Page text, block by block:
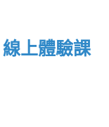
，邀請你一起用更
飆股女王：林恩如
00BCDQ 林恩如｜
上體驗課